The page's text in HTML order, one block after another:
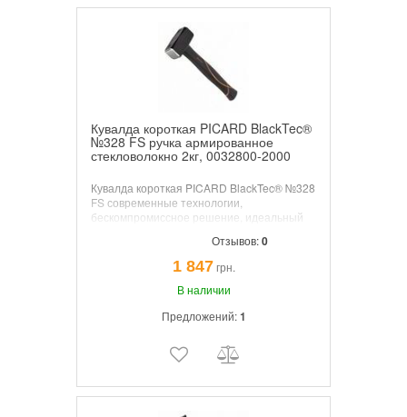
Кувалда короткая PICARD BlackTec®
№328 FS ручка армированное
стекловолокно 2кг, 0032800-2000
Кувалда короткая PICARD BlackTec® №328
FS современные технологии,
бескомпромиссное решение, идеальный
Максимальная степень безопасности.
Максимальная защищенность независимо
от погодных условий, многослойная
армированная ручка стекловолокном
погодных условий ни влажной среды.
Отзывов:0
1 847грн.
В наличии
Предложений:1